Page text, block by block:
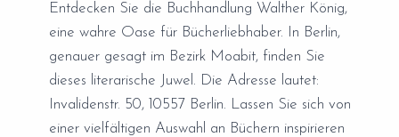
Entdecken Sie die Buchhandlung Walther König,
eine wahre Oase für Bücherliebhaber. In Berlin,
genauer gesagt im Bezirk Moabit, finden Sie
dieses literarische Juwel. Die Adresse lautet:
Invalidenstr. 50, 10557 Berlin. Lassen Sie sich von
einer vielfältigen Auswahl an Büchern inspirieren